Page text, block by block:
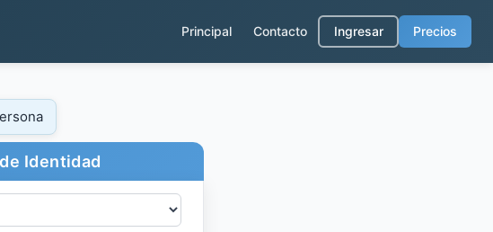
Principal Contacto Ingresar Precios
Identidad